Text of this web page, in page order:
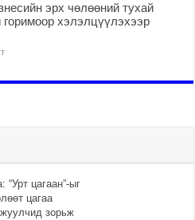
эрх чөлөөний тухай
горимоор хэлэлцүүлэхээр
“Урт цагаан”-ыг
цагаа
жуулчид зорьж